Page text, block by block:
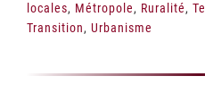
locales, Métropole, Ruralité,
Transition, Urbanisme